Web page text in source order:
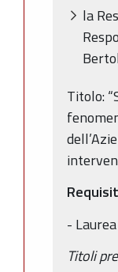
la
Titolo:
-
Titoli